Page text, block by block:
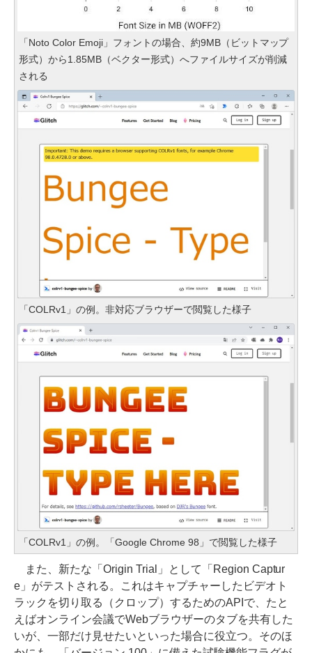
「Noto Color Emoji」フォントの場合、約9MB（ビットマップ
形式）から1.85MB（ベクター形式）へファイルサイズが削減
される
「COLRv1」の例。非対応ブラウザーで閲覧した様子
「COLRv1」の例。「Google Chrome 98」で閲覧した様子
また、新たな「Origin Trial」として「Region Captur
e」がテストされる。これはキャプチャーしたビデオト
ラックを切り取る（クロップ）するためのAPIで、たと
えばオンライン会議でWebブラウザーのタブを共有した
いが、一部だけ見せたいといった場合に役立つ。そのほ